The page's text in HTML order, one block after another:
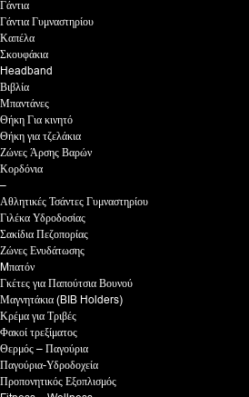
Γάντια
Γάντια Γυμναστηρίου
Καπέλα
Σκουφάκια
Headband
Βιβλία
Μπαντάνες
Θήκη Για κινητό
Θήκη για τζελάκια
Ζώνες Άρσης Βαρών
Κορδόνια
–
Αθλητικές Τσάντες Γυμναστηρίου
Γιλέκα Υδροδοσίας
Σακίδια Πεζοπορίας
Ζώνες Ενυδάτωσης
Mπατόν
Γκέτες για Παπούτσια Βουνού
Μαγνητάκια (BIB Holders)
Κρέμα για Τριβές
Φακοί τρεξίματος
Θερμός – Παγούρια
Παγούρια-Υδροδοχεία
Προπονητικός Εξοπλισμός